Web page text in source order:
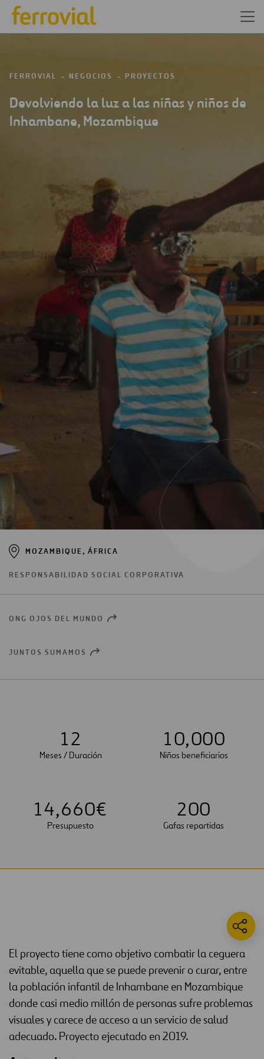
FERROVIAL NEGOCIOS PROYECTOS
Devolviendo la luz a las niñas y niños de
Inhambane, Mozambique
MOZAMBIQUE, ÁFRICA
RESPONSABILIDAD SOCIAL CORPORATIVA
ONG OJOS DEL MUNDO OPEN
JUNTOS SUMAMOS OPEN
12
Meses / Duración
10,000
Niños beneficiarios
14,660€
Presupuesto
200
Gafas repartidas
El proyecto tiene como objetivo combatir la ceguera
evitable, aquella que se puede prevenir o curar, entre
la población infantil de Inhambane en Mozambique
donde casi medio millón de personas sufre problemas
visuales y carece de acceso a un servicio de salud
adecuado. Proyecto ejecutado en 2019.